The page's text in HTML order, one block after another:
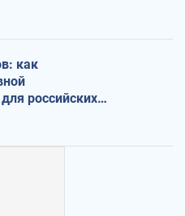
как
российских